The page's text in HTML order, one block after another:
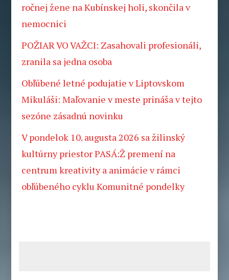
ročnej žene na Kubínskej holi, skončila v
nemocnici
POŽIAR VO VAŽCI: Zasahovali profesionáli,
zranila sa jedna osoba
Obľúbené letné podujatie v Liptovskom
Mikuláši: Maľovanie v meste prináša v tejto
sezóne zásadnú novinku
V pondelok 10. augusta 2026 sa žilinský
kultúrny priestor PASÁ:Ž premení na
centrum kreativity a animácie v rámci
obľúbeného cyklu Komunitné pondelky